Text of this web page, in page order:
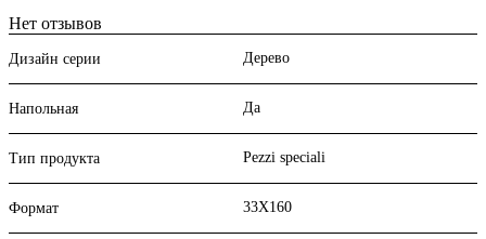
Нет отзывов
Дизайн серии Дерево
Напольная Да
Тип продукта Pezzi speciali
Формат 33X160